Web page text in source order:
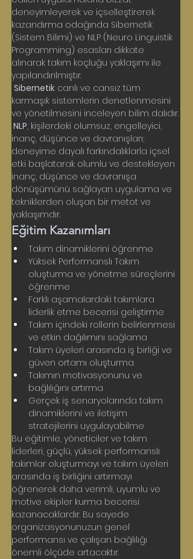
deneyimleyerek ve içselleştirerek
kazandırma odağında Sibernetik
(Sistem Bilimi) ve NLP (Neuro Linguistik
Programming) esasları dikkate
alınarak takım koçluğu yaklaşımı ile
yapılandırılmıştır.
Sibernetik canlı ve cansız tüm
karmaşık sistemlerin denetlenmesini
ve yönetilmesini inceleyen bilim dalıdır.
NLP, kişilerdeki olumsuz, engelleyici,
inanç, düşünce ve davranışları;
deneyime dayalı farkındalıklarla içsel
etki başlatarak olumlu ve destekleyen
inanç, düşünce ve davranışa
dönüşümünü sağlayan uygulama ve
tekniklerden oluşan bir metot ve
yaklaşımdır.
Eğitim Kazanımları
Takım dinamiklerini öğrenme
Yüksek Performanslı Takım
oluşturma ve yönetme süreçlerini
öğrenme
Farklı aşamalardaki takımlara
liderlik etme becerisi geliştirme
Takım içindeki rollerin belirlenmesi
ve etkin dağılımını sağlama
Takım üyeleri arasında iş birliği ve
güven ortamı oluşturma
Takımın motivasyonunu ve
bağlılığını artırma
Gerçek iş senaryolarında takım
dinamiklerini ve iletişim
stratejilerini uygulayabilme
Bu eğitimle, yöneticiler ve takım
liderleri, güçlü, yüksek performanslı
takımlar oluşturmayı ve takım üyeleri
arasında iş birliğini artırmayı
öğrenerek daha verimli, uyumlu ve
motive ekipler kurma becerisi
kazanacaklardır. Bu sayede
organizasyonunuzun genel
performansı ve çalışan bağlılığı
önemli ölçüde artacaktır.